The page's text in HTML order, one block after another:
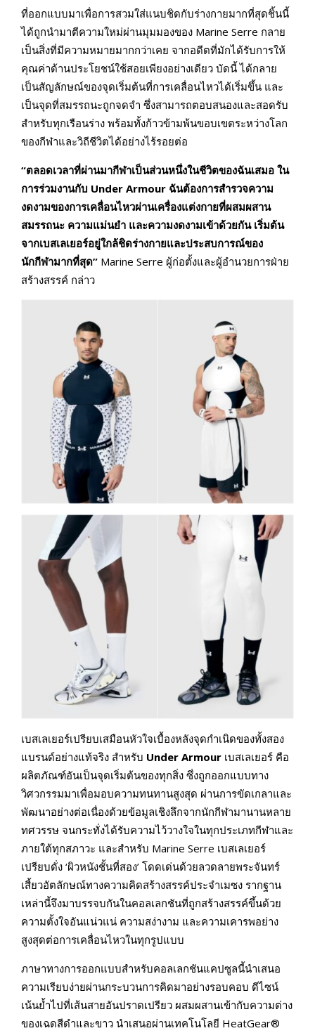
ที่ออกแบบมาเพื่อการสวมใส่แนบชิดกับร่างกายมากที่สุดชิ้นนี้
ได้ถูกนำมาตีความใหม่ผ่านมุมมองของ Marine Serre กลาย
เป็นสิ่งที่มีความหมายมากกว่าเคย จากอดีตที่มักได้รับการให้
คุณค่าด้านประโยชน์ใช้สอยเพียงอย่างเดียว บัดนี้ ได้กลาย
เป็นสัญลักษณ์ของจุดเริ่มต้นที่การเคลื่อนไหวได้เริ่มขึ้น และ
เป็นจุดที่สมรรถนะถูกจดจำ ซึ่งสามารถตอบสนองและสอดรับ
สำหรับทุกเรือนร่าง พร้อมทั้งก้าวข้ามพ้นขอบเขตระหว่างโลก
ของกีฬาและวิถีชีวิตได้อย่างไร้รอยต่อ
“ตลอดเวลาที่ผ่านมากีฬาเป็นส่วนหนึ่งในชีวิตของฉันเสมอ ใน
การร่วมงานกับ Under Armour ฉันต้องการสำรวจความ
งดงามของการเคลื่อนไหวผ่านเครื่องแต่งกายที่ผสมผสาน
สมรรถนะ ความแม่นยำ และความงดงามเข้าด้วยกัน เริ่มต้น
จากเบสเลเยอร์อยู่ใกล้ชิดร่างกายและประสบการณ์ของ
นักกีฬามากที่สุด” Marine Serre ผู้ก่อตั้งและผู้อำนวยการฝ่าย
สร้างสรรค์ กล่าว
เบสเลเยอร์เปรียบเสมือนหัวใจเบื้องหลังจุดกำเนิดของทั้งสอง
แบรนด์อย่างแท้จริง สำหรับ Under Armour เบสเลเยอร์ คือ
ผลิตภัณฑ์อันเป็นจุดเริ่มต้นของทุกสิ่ง ซึ่งถูกออกแบบทาง
วิศวกรรมมาเพื่อมอบความทนทานสูงสุด ผ่านการขัดเกลาและ
พัฒนาอย่างต่อเนื่องด้วยข้อมูลเชิงลึกจากนักกีฬามานานหลาย
ทศวรรษ จนกระทั่งได้รับความไว้วางใจในทุกประเภทกีฬาและ
ภายใต้ทุกสภาวะ และสำหรับ Marine Serre เบสเลเยอร์
เปรียบดั่ง ‘ผิวหนังชั้นที่สอง’ โดดเด่นด้วยลวดลายพระจันทร์
เสี้ยวอัตลักษณ์ทางความคิดสร้างสรรค์ประจำเมซง รากฐาน
เหล่านี้จึงมาบรรจบกันในคอลเลกชันที่ถูกสร้างสรรค์ขึ้นด้วย
ความตั้งใจอันแน่วแน่ ความสง่างาม และความเคารพอย่าง
สูงสุดต่อการเคลื่อนไหวในทุกรูปแบบ
ภาษาทางการออกแบบสำหรับคอลเลกชันแคปซูลนี้นำเสนอ
ความเรียบง่ายผ่านกระบวนการคิดมาอย่างรอบคอบ ดีไซน์
เน้นย้ำไปที่เส้นสายอันปราดเปรียว ผสมผสานเข้ากับความต่าง
ของเฉดสีดำและขาว นำเสนอผ่านเทคโนโลยี HeatGear®